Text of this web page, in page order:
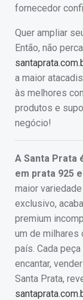
fornecedor
Quer ampliar
Então, não
a maior
às melhores
produtos e
negócio!
A Santa Prata
em prata 925
maior
exclusivo,
premium
um de milhares
país. Cada
encantar,
Santa Prata,